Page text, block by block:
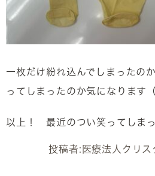
一枚だけ紛れ込んでしまったの
ってしまったのか気になります（
以上！ 最近のつい笑ってしま
投稿者: 医療法人クリ